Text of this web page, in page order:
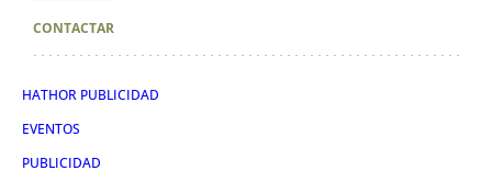
CONTACTAR
HATHOR PUBLICIDAD
EVENTOS
PUBLICIDAD